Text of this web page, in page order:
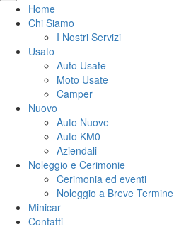
Home
Chi Siamo
I Nostri Servizi
Usato
Auto Usate
Moto Usate
Camper
Nuovo
Auto Nuove
Auto KM0
Aziendali
Noleggio e Cerimonie
Cerimonia ed eventi
Noleggio a Breve Termine
Minicar
Contatti